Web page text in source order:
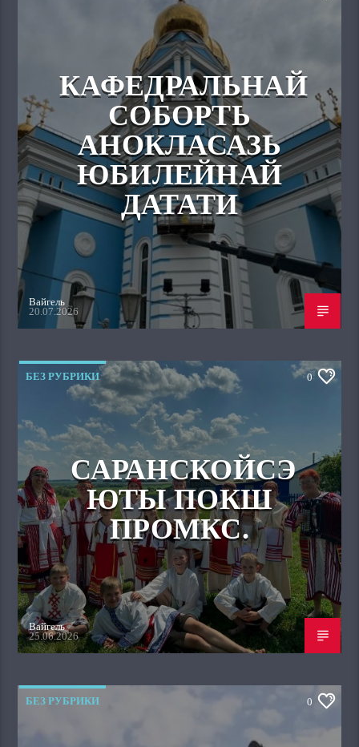
КАФЕДРАЛЬНАЙ
СОБОРТЬ
АНОКЛАСАЗЬ
ЮБИЛЕЙНАЙ
ДАТАТИ
Вайгель
20.07.2026
БЕЗ РУБРИКИ 0
САРАНСКОЙСЭ
ЮТЫ ПОКШ
ПРОМКС.
Вайгель
25.06.2026
БЕЗ РУБРИКИ 0